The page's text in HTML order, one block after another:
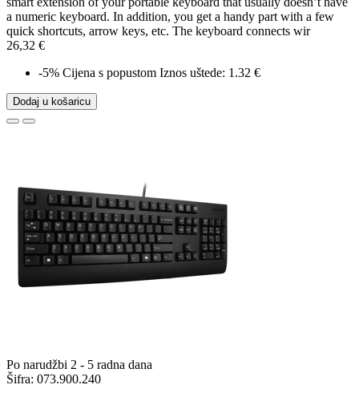
a numeric keyboard. In addition, you get a handy part with a few
quick shortcuts, arrow keys, etc. The keyboard connects wir
26,32 €
-5% Cijena s popustom Iznos uštede: 1.32 €
Dodaj u košaricu
Po narudžbi 2 - 5 radna dana
Šifra: 073.900.240